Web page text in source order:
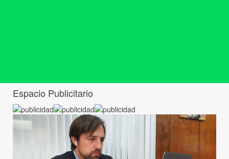
Espacio Publicitario